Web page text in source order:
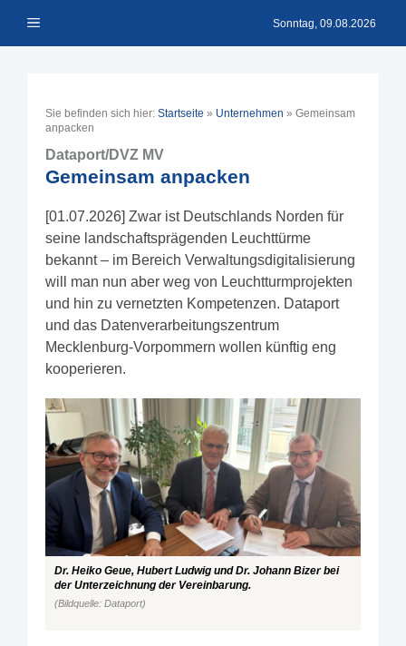
Inhalt Menü Sonntag, 09.08.2026
Sie befinden sich hier: Startseite » Unternehmen » Gemeinsam
anpacken
Dataport/DVZ MV
Gemeinsam anpacken
[01.07.2026] Zwar ist Deutschlands Norden für
seine landschaftsprägenden Leuchttürme
bekannt – im Bereich Verwaltungsdigitalisierung
will man nun aber weg von Leuchtturmprojekten
und hin zu vernetzten Kompetenzen. Dataport
und das Datenverarbeitungszentrum
Mecklenburg-Vorpommern wollen künftig eng
kooperieren.
Dr. Heiko Geue, Hubert Ludwig und Dr. Johann Bizer bei
der Unterzeichnung der Vereinbarung.
(Bildquelle: Dataport)